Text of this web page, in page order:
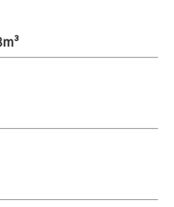
Kotak
Kerb